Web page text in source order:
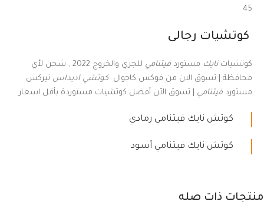
45
كوتشيات رجالى
كوتشياتنايك مستورد فيتنامي
للجري والخروج 2022 , شحن لأي
محافظة | تسوق الان من فوكس كاجوال كوتشي اديداس تيركس
مستورد فيتنامي | تسوق الأن أفضل كوتشيات مستوردة بأقل اسعار
كوتش نايك فيتنامي رمادي
كوتش نايك فيتنامي أسود
منتجات ذات صله